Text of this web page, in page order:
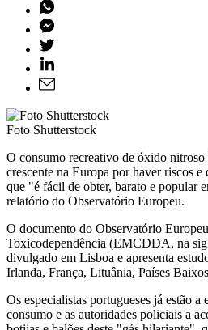
Foto Shutterstock
O consumo recreativo de óxido nitroso
crescente na Europa por haver riscos e
que "é fácil de obter, barato e popular
relatório do Observatório Europeu.
O documento do Observatório
Toxicodependência (EMCDDA, na
divulgado em Lisboa e apresenta
Irlanda, França, Lituânia, Países
Os especialistas portugueses já estão a
consumo e as autoridades policiais a